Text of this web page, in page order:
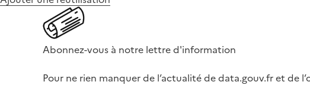
Abonnez-vous à notre lettre d'information
Pour ne rien manquer de l’actualité de data.gouv.fr et de